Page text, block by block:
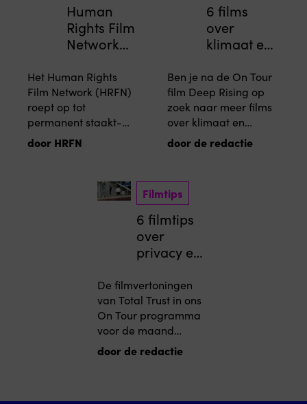
Human
Rights Film
Network
tot
permanent
staakt-het-
vuren en
beschermi
Het Human Rights
Film Network (HRFN)
roept op tot
permanent staakt-
het-vuren en
bescherming van
volledige oproep
hieronder (in het
door HRFN
6 films
over
klimaat en
Ben je na de On Tour
film Deep Rising op
zoek naar meer films
over klimaat en
activisme? Wij tippen
zes films die de
klimaatverandering
onderzoeken en de
onverzettelijke geest
van activisten laten
machtige
belangen.
door de redactie
Filmtips
6 filmtips
over
privacy en
e
De filmvertoningen
van Total Trust in ons
On Tour programma
voor de maand
november zijn
afgelopen. Maar wat
door de redactie